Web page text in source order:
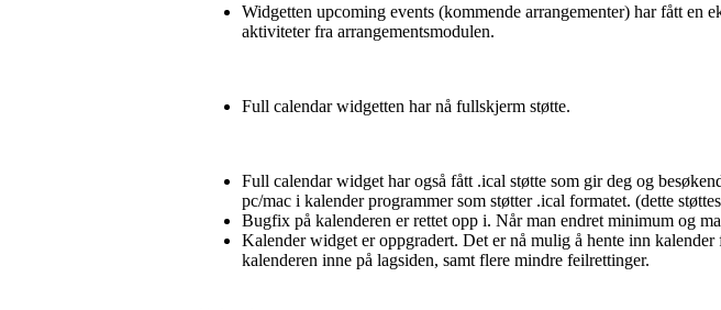
Widgetten upcoming events (kommende arrangementer) har fått
aktiviteter fra arrangementsmodulen.
Full calendar widgetten har nå fullskjerm støtte.
Full calendar widget har også fått .ical støtte som gir deg og
pc/mac i kalender programmer som støtter .ical formatet. (dette
Bugfix på kalenderen er rettet opp i. Når man endret minimum og
Kalender widget er oppgradert. Det er nå mulig å hente inn
kalenderen inne på lagsiden, samt flere mindre feilrettinger.